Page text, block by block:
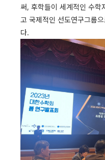
써, 후학들이 세계적인 수학
고 국제적인 선도연구그룹
다.